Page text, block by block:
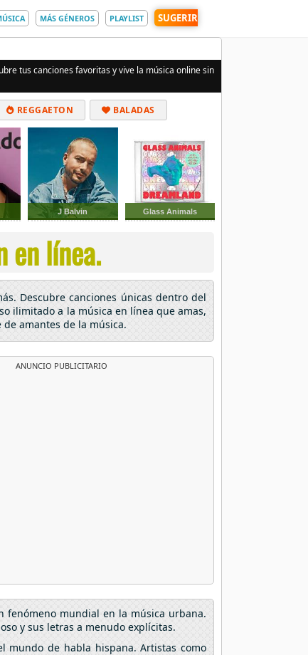
MÁS GÉNEROS PLAYLIST SUGERIR
tus canciones favoritas y vive la música online sin
REGGAETON BALADAS
J Balvin Glass Animals
en línea.
Descubre canciones únicas dentro del
ilimitado a la música en línea que amas,
amantes de la música.
ANUNCIO PUBLICITARIO
fenómeno mundial en la música urbana.
y sus letras a menudo explícitas.
mundo de habla hispana. Artistas como